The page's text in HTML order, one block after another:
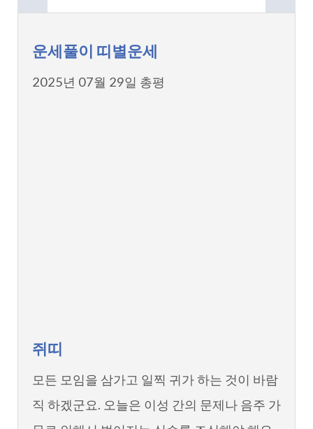
운세풀이 띠별운세
2025년 07월 29일 총평
쥐띠
모든 모임을 삼가고 일찍 귀가 하는 것이 바람
직 하겠군요. 오늘은 이성 간의 문제나 음주 가